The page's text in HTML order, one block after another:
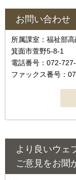
お問い合わせ
所属課室：福祉部
箕面市萱野5-8-1
電話番号：072-
ファックス番号：
より良いウェ
ご意見をお聞